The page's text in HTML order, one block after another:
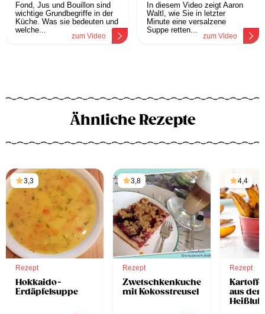
Fond, Jus und Bouillon sind
wichtige Grundbegriffe in der
Küche. Was sie bedeuten und
welche...
zum Video
In diesem Video zeigt Aaron
Waltl, wie Sie in letzter
Minute eine versalzene
Suppe retten...
zum Video
Ähnliche Rezepte
3,3
Rezept
Hokkaido-
Erdäpfelsuppe
3,8
Rezept
Zwetschkenkuchen
mit Kokosstreusel
4,4
Rezept
aus der